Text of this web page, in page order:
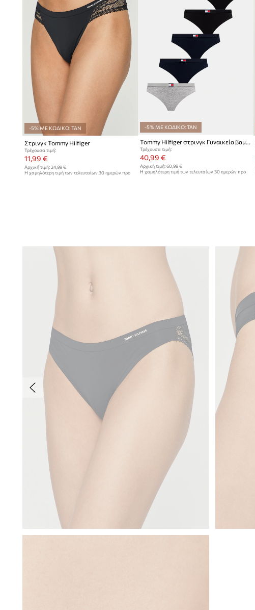
-5% ΜΕ ΚΩΔΙΚΟ: TAN
Στρινγκ Tommy Hilfiger
Τρέχουσα τιμή:
11,99 €
Αρχική τιμή: 24,99 €
Η χαμηλότερη τιμή των τελευταίων 30 ημερών προ
-5% ΜΕ ΚΩΔΙΚΟ: TAN
Tommy Hilfiger στρινγκ Γυναικεία βαμβακερά με ελαστάν 5-pack
Τρέχουσα τιμή:
40,99 €
Αρχική τιμή:60,99 €
Η χαμηλότερη τιμή των τελευταίων 30 ημερών προ